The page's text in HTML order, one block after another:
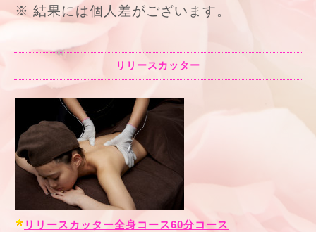
※ 結果には個人差がございます。
リリースカッター
リリースカッター全身コース60分コース